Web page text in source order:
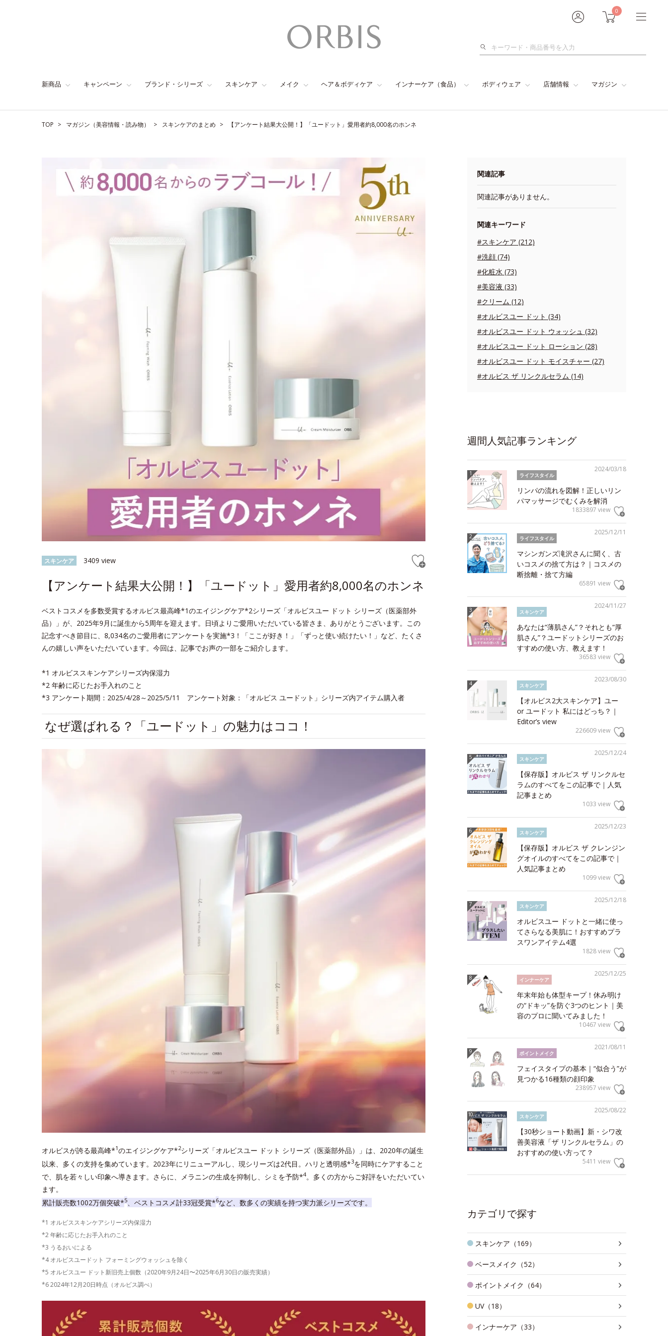
0
検
新商品 キャンペーン ブランド・シリーズ スキンケア メイク ヘア＆ボディケア インナーケア（食品） ボディウェア 店舗情報 マガジン
TOP マガジン（美容情報・読み物） スキンケアのまとめ 【アンケート結果大公開！】「ユードット」愛用者約8,000名のホンネ
スキンケア 3409 view
【アンケート結果大公開！】「ユードット」愛用者約8,000名のホンネ
ベストコスメを多数受賞するオルビス最高峰*1のエイジングケア*2シリーズ「オルビスユー ドット シリーズ（医薬部外
品）」が、2025年9月に誕生から5周年を迎えます。日頃よりご愛用いただいている皆さま、ありがとうございます。この
記念すべき節目に、8,034名のご愛用者にアンケートを実施*3！「ここが好き！」「ずっと使い続けたい！」など、たくさ
んの嬉しい声をいただいています。今回は、記事でお声の一部をご紹介します。
*1 オルビススキンケアシリーズ内保湿力
*2 年齢に応じたお手入れのこと
*3 アンケート期間：2025/4/28～2025/5/11 アンケート対象：「オルビス ユードット」シリーズ内アイテム購入者
なぜ選ばれる？「ユードット」の魅力はココ！
オルビスが誇る最高峰*1のエイジングケア*2シリーズ「オルビスユー ドット シリーズ（医薬部外品）」は、2020年の誕生
以来、多くの支持を集めています。2023年にリニューアルし、現シリーズは2代目。ハリと透明感*3を同時にケアすること
で、肌を若々しい印象へ導きます。さらに、メラニンの生成を抑制し、シミを予防*4。多くの方からご好評をいただいてい
ます。
累計販売数1002万個突破*5 、ベストコスメ計33冠受賞*6など、数多くの実績を持つ実力派シリーズです。
*1 オルビススキンケアシリーズ内保湿力
*2 年齢に応じたお手入れのこと
*3 うるおいによる
*4 オルビスユードット フォーミングウォッシュを除く
*5 オルビスユー ドット新旧売上個数（2020年9月24日〜2025年6月30日の販売実績）
*6 2024年12月20日時点（オルビス調べ）
関連記事
関連記事がありません。
関連キーワード
#スキンケア (212)
#洗顔 (74)
#化粧水 (73)
#美容液 (33)
#クリーム (12)
#オルビスユー ドット (34)
#オルビスユー ドット ウォッシュ (32)
#オルビスユー ドット ローション (28)
#オルビスユー ドット モイスチャー (27)
#オルビス ザ リンクルセラム (14)
週間人気記事ランキング
2024/03/18
ライフスタイル
リンパの流れを図解！正しいリン
パマッサージでむくみを解消
1833897 view
2025/12/11
ライフスタイル
マシンガンズ滝沢さんに聞く、古
いコスメの捨て方は？｜コスメの
断捨離・捨て方編
65891 view
2024/11/27
スキンケア
あなたは“薄肌さん”？それとも“厚
肌さん”？ユードットシリーズのお
すすめの使い方、教えます！
36583 view
2023/08/30
スキンケア
【オルビス2大スキンケア】ユー
or ユードット 私にはどっち？｜
Editor’s view
226609 view
2025/12/24
スキンケア
【保存版】オルビス ザ リンクルセ
ラムのすべてをこの記事で｜人気
記事まとめ
1033 view
2025/12/23
スキンケア
【保存版】オルビス ザ クレンジン
グオイルのすべてをこの記事で｜
人気記事まとめ
1099 view
2025/12/18
スキンケア
オルビスユー ドットと一緒に使っ
てさらなる美肌に！おすすめプラ
スワンアイテム4選
1828 view
2025/12/25
インナーケア
年末年始も体型キープ！休み明け
の“ドキッ”を防ぐ3つのヒント｜美
容のプロに聞いてみました！
10467 view
2021/08/11
ポイントメイク
フェイスタイプの基本｜“似合う”が
見つかる16種類の顔印象
238957 view
2025/08/22
スキンケア
【30秒ショート動画】新・シワ改
善美容液「ザ リンクルセラム」の
おすすめの使い方って？
5411 view
カテゴリで探す
スキンケア（169）
ベースメイク（52）
ポイントメイク（64）
UV（18）
インナーケア（33）